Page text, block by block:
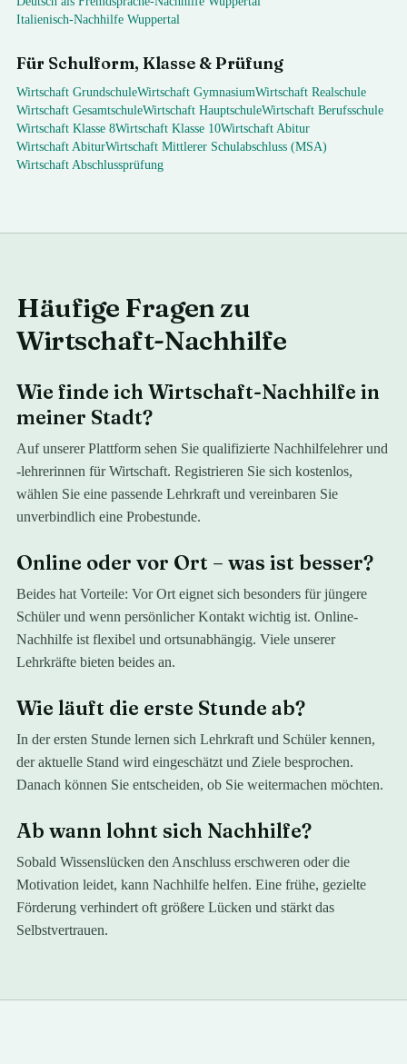
Italienisch-NachhilfeWuppertal
Für Schulform, Klasse & Prüfung
Wirtschaft GrundschuleWirtschaft GymnasiumWirtschaft Realschule
Wirtschaft GesamtschuleWirtschaft HauptschuleWirtschaft Berufsschule
Wirtschaft Klasse 8Wirtschaft Klasse 10Wirtschaft Abitur
Wirtschaft AbiturWirtschaft Mittlerer Schulabschluss (MSA)
Wirtschaft Abschlussprüfung
Häufige Fragen zu
Wirtschaft-Nachhilfe
Wie finde ich Wirtschaft-Nachhilfe in
meiner Stadt?
Auf unserer Plattform sehen Sie qualifizierte Nachhilfelehrer und
-lehrerinnen für Wirtschaft. Registrieren Sie sich kostenlos,
wählen Sie eine passende Lehrkraft und vereinbaren Sie
unverbindlich eine Probestunde.
Online oder vor Ort – was ist besser?
Beides hat Vorteile: Vor Ort eignet sich besonders für jüngere
Schüler und wenn persönlicher Kontakt wichtig ist. Online-
Nachhilfe ist flexibel und ortsunabhängig. Viele unserer
Lehrkräfte bieten beides an.
Wie läuft die erste Stunde ab?
In der ersten Stunde lernen sich Lehrkraft und Schüler kennen,
der aktuelle Stand wird eingeschätzt und Ziele besprochen.
Danach können Sie entscheiden, ob Sie weitermachen möchten.
Ab wann lohnt sich Nachhilfe?
Sobald Wissenslücken den Anschluss erschweren oder die
Motivation leidet, kann Nachhilfe helfen. Eine frühe, gezielte
Förderung verhindert oft größere Lücken und stärkt das
Selbstvertrauen.